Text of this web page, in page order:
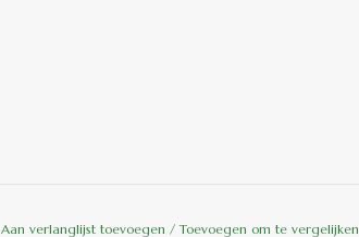
Aan verlanglijst toevoegen / Toevoegen om te vergelijken